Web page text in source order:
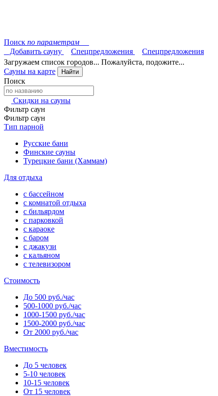
Поиск по параметрам
Добавить сауну
Спецпредложения
Спецпредложения
Загружаем список городов... Пожалуйста, подожите...
Сауны на карте
Найти
Поиск
Скидки на сауны
Фильтр саун
Фильтр саун
Тип парной
Русские бани
Финские сауны
Турецкие бани (Хаммам)
Для отдыха
с бассейном
с комнатой отдыха
с бильярдом
с парковкой
с караоке
с баром
с джакузи
с кальяном
с телевизором
Стоимость
До 500 руб./час
500-1000 руб./час
1000-1500 руб./час
1500-2000 руб./час
От 2000 руб./час
Вместимость
До 5 человек
5-10 человек
10-15 человек
От 15 человек